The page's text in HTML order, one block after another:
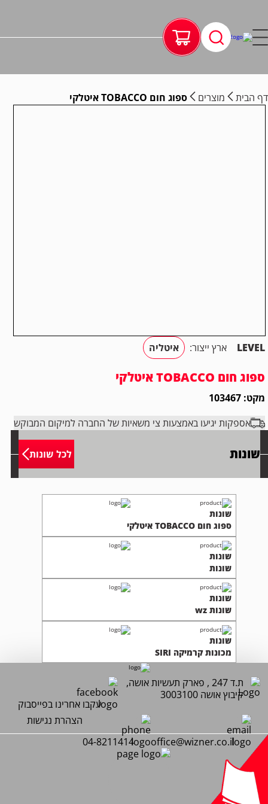
דף הבית מוצרים ספוג חום TOBACCO איטלקי
LEVEL ארץ ייצור: איטליה
ספוג חום TOBACCO איטלקי
מקט: 103467
אספקות יגיעו באמצעות צי משאיות של החברה למיקום המבוקש
שונות לכל שונות
שונות
ספוג חום TOBACCO איטלקי
שונות
שונות
שונות
שונות wz
שונות
מכונות קרמיקה SIRI
ת.ד 247 , פארק תעשיות אושה,
קיבוץ אושה 3003100
עקבו אחרינו בפייסבוק
office@wizner.co.il
04-8211414
הצהרת נגישות